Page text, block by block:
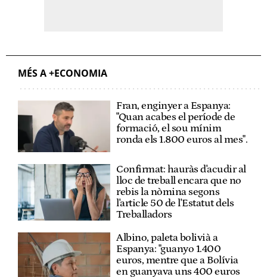
MÉS A +ECONOMIA
Fran, enginyer a Espanya:
"Quan acabes el període de
formació, el sou mínim
ronda els 1.800 euros al mes".
Confirmat: hauràs d'acudir al
lloc de treball encara que no
rebis la nòmina segons
l'article 50 de l'Estatut dels
Treballadors
Albino, paleta bolivià a
Espanya: "guanyo 1.400
euros, mentre que a Bolívia
en guanyava uns 400 euros